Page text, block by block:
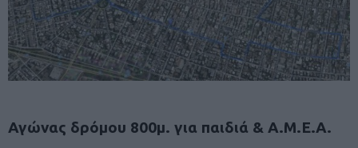
Αγώνας δρόμου 800μ. για παιδιά & Α.Μ.Ε.Α.